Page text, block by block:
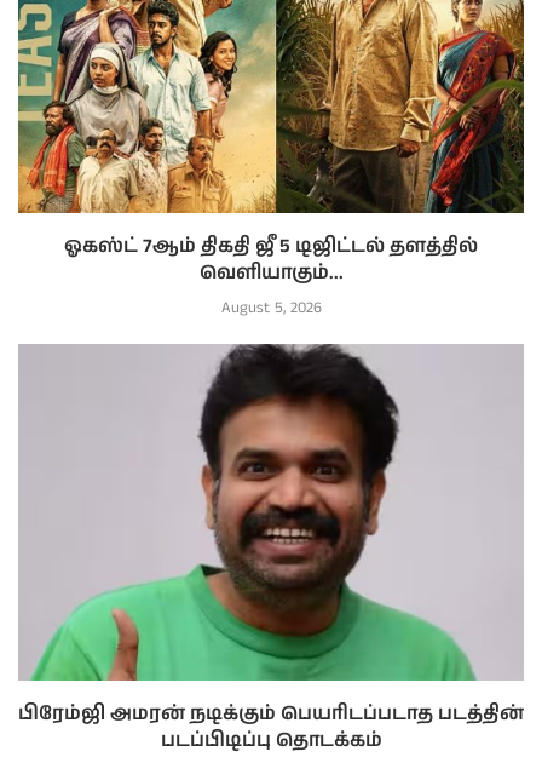
ஓகஸ்ட் 7ஆம் திகதி ஜீ 5 டிஜிட்டல் தளத்தில்
வெளியாகும்...
August 5, 2026
பிரேம்ஜி அமரன் நடிக்கும் பெயரிடப்படாத படத்தின்
படப்பிடிப்பு தொடக்கம்